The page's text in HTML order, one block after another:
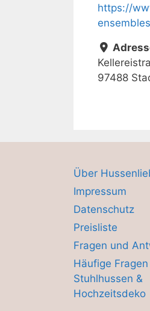
https://
97488
Über
Impressum
Datenschutz
Preisliste
Fragen und
Häufige Fragen
Stuhlhussen &
Hochzeitsdeko